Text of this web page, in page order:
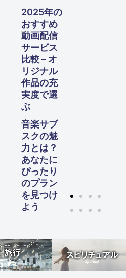
2025年の
おすすめ
動画配信
サービス
比較 – オ
リジナル
作品の充
実度で選
ぶ
音楽サブ
スクの魅
力とは？
あなたに
ぴったり
のプラン
を見つけ
よう